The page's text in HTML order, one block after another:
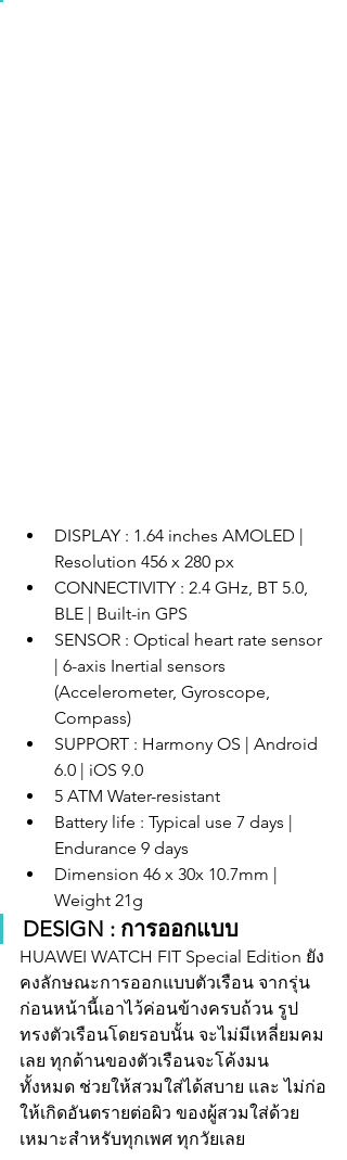
DISPLAY : 1.64 inches AMOLED |
Resolution 456 x 280 px
CONNECTIVITY : 2.4 GHz, BT 5.0,
BLE | Built-in GPS
SENSOR : Optical heart rate sensor
| 6-axis Inertial sensors
(Accelerometer, Gyroscope,
Compass)
SUPPORT : Harmony OS | Android
6.0 | iOS 9.0
5 ATM Water-resistant
Battery life : Typical use 7 days |
Endurance 9 days
Dimension 46 x 30x 10.7mm |
Weight 21g
DESIGN : การออกแบบ
HUAWEI WATCH FIT Special Edition ยัง
คงลักษณะการออกแบบตัวเรือน จากรุ่น
ก่อนหน้านี้เอาไว้ค่อนข้างครบถ้วน รูป
ทรงตัวเรือนโดยรอบนั้น จะไม่มีเหลี่ยมคม
เลย ทุกด้านของตัวเรือนจะโค้งมน
ทั้งหมด ช่วยให้สวมใส่ได้สบาย และ ไม่ก่อ
ให้เกิดอันตรายต่อผิว ของผู้สวมใส่ด้วย
เหมาะสำหรับทุกเพศ ทุกวัยเลย